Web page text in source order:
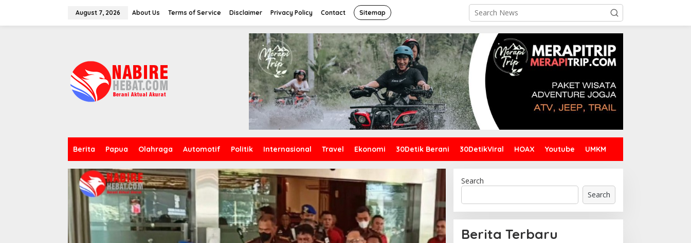
August 7, 2026 About Us Terms of Service Disclaimer Privacy Policy Contact Sitemap
Berita Papua Olahraga Automotif Politik Internasional Travel Ekonomi 30Detik Berani 30DetikViral HOAX Youtube UMKM
Search
Search
Berita Terbaru